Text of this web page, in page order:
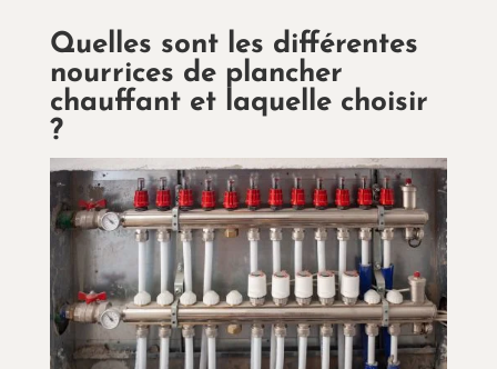
Quelles sont les différentes
nourrices de plancher
chauffant et laquelle choisir
?